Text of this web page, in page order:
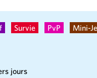
Survie PvP Mini-
jours